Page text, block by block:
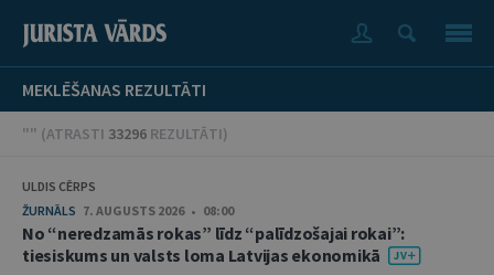
MEKLĒŠANAS REZULTĀTI
"" (ATRASTI 33296 REZULTĀTI)
ULDIS CĒRPS
ŽURNĀLS 7. AUGUSTS 2026 • 08:00
No “neredzamās rokas” līdz “palīdzošajai rokai”:
tiesiskums un valsts loma Latvijas ekonomikā